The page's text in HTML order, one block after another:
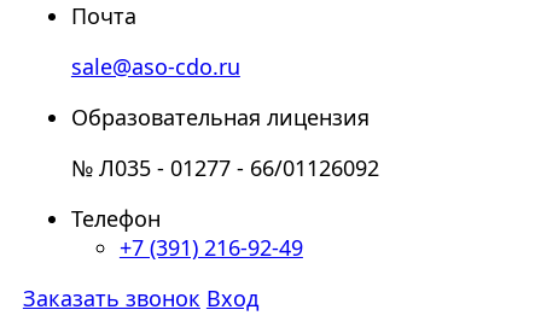
Почта
sale@aso-cdo.ru
Образовательная лицензия
№ Л035 - 01277 - 66/01126092
Телефон
+7 (391) 216-92-49
Заказать звонок Вход